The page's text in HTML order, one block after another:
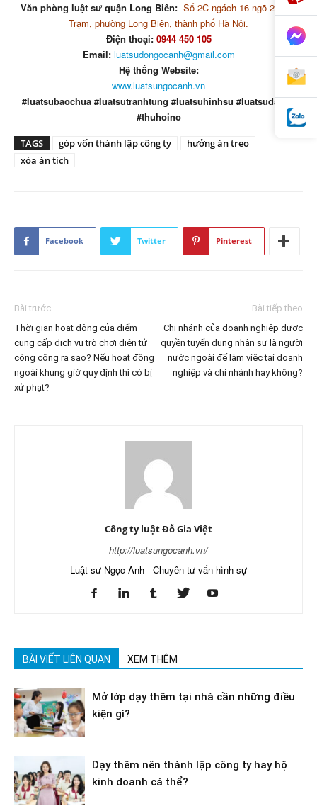
Văn phòng luật sư quận Long Biên: Số 2C ngách 16 ngõ 29 phố
Trạm, phường Long Biên, thành phố Hà Nội.
Điện thoại: 0944 450 105
Email: luatsudongocanh@gmail.com
Hệ thống Website:
www.luatsungocanh.vn
#luatsubaochua #luatsutranhtung #luatsuhinhsu #luatsudatdai
#thuhoino
TAGS góp vốn thành lập công ty
hưởng án treo
xóa án tích
Facebook Twitter Pinterest
Bài trước
Thời gian hoạt động của điểm
cung cấp dịch vụ trò chơi điện tử
công cộng ra sao? Nếu hoạt động
ngoài khung giờ quy định thì có bị
xử phạt?
Bài tiếp theo
Chi nhánh của doanh nghiệp được
quyền tuyển dụng nhân sự là người
nước ngoài để làm việc tại doanh
nghiệp và chi nhánh hay không?
Công ty luật Đỗ Gia Việt
http://luatsungocanh.vn/
Luật sư Ngọc Anh - Chuyên tư vấn hình sự
BÀI VIẾT LIÊN QUAN XEM THÊM
Mở lớp dạy thêm tại nhà cần những điều
kiện gì?
Dạy thêm nên thành lập công ty hay hộ
kinh doanh cá thể?